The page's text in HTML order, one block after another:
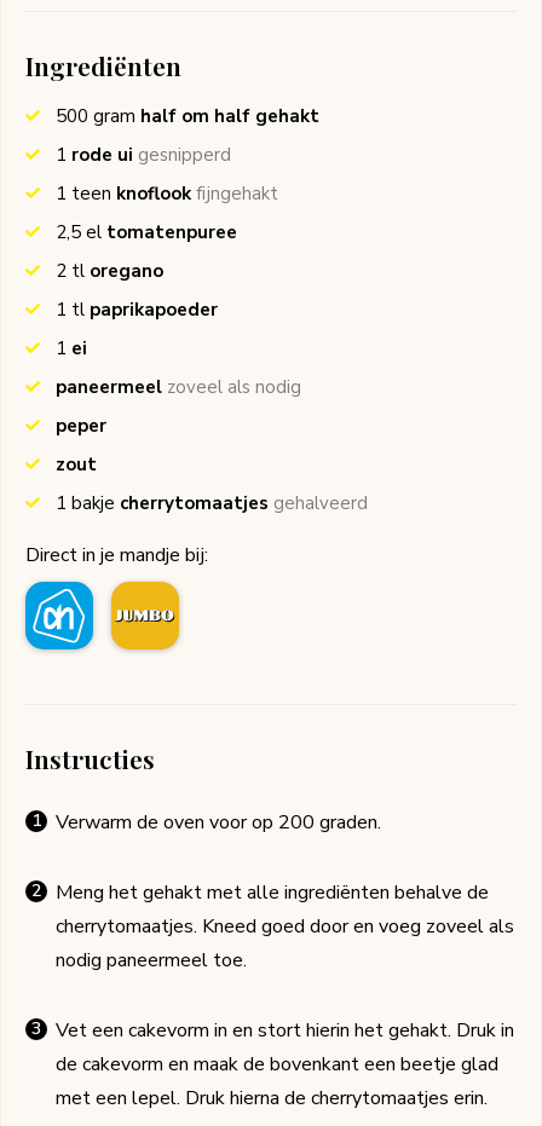
Ingrediënten
500 gram half om half gehakt
1 rode ui gesnipperd
1 teen knoflook fijngehakt
2,5 el tomatenpuree
2 tl oregano
1 tl paprikapoeder
1 ei
paneermeel zoveel als nodig
peper
zout
1 bakje cherrytomaatjes gehalveerd
Direct in je mandje bij:
Instructies
Verwarm de oven voor op 200 graden.
Meng het gehakt met alle ingrediënten behalve de
cherrytomaatjes. Kneed goed door en voeg zoveel als
nodig paneermeel toe.
Vet een cakevorm in en stort hierin het gehakt. Druk in
de cakevorm en maak de bovenkant een beetje glad
met een lepel. Druk hierna de cherrytomaatjes erin.